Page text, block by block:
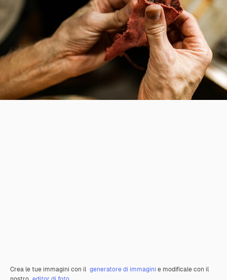
Crea le tue immagini con il generatore di immagini e modificale con il